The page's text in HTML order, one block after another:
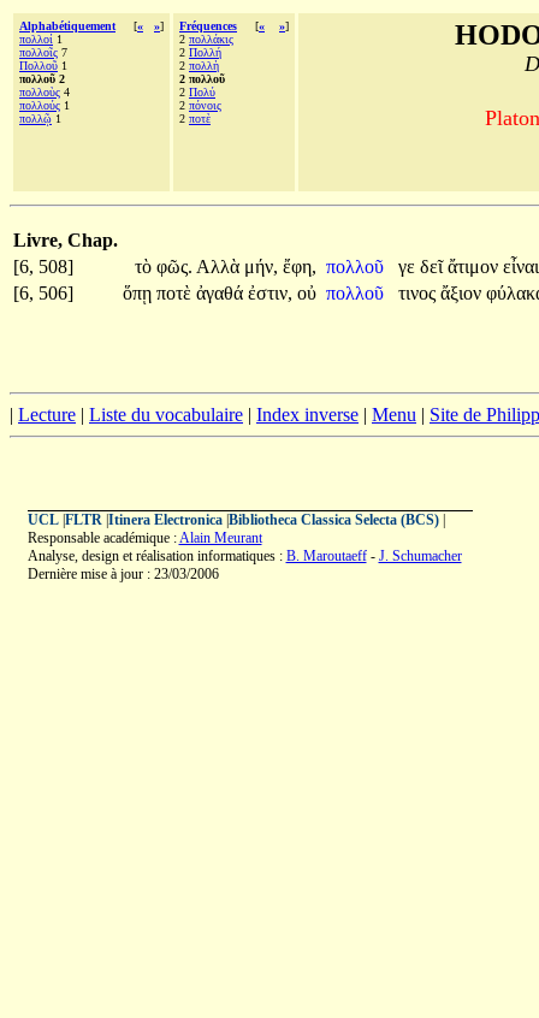
Alphabétiquement [« »]
πολλοί 1
πολλοῖς 7
Πολλοῦ 1
πολλοῦ 2
πολλοὺς 4
πολλούς 1
πολλῷ 1
Fréquences [« »]
2 πολλάκις
2 Πολλή
2 πολλὴ
2 πολλοῦ
2 Πολύ
2 πόνοις
2 ποτὲ
Livre, Chap.
[6, 508]
τὸ φῶς. Αλλὰ μήν, ἔφη, πολλοῦ γε δεῖἄτιμον
[6, 506]
ὅπῃ ποτὲ ἀγαθά ἐστιν, οὐ πολλοῦ τινος ἄξιον
| Lecture | Liste du vocabulaire | Index inverse | Menu | Site de
UCL| FLTR| Itinera Electronica| Bibliotheca Classica Selecta (BCS)|
Responsable académique :Alain Meurant
Analyse, design et réalisation informatiques : B. Maroutaeff- J. Schumacher
Dernière mise à jour : 23/03/2006